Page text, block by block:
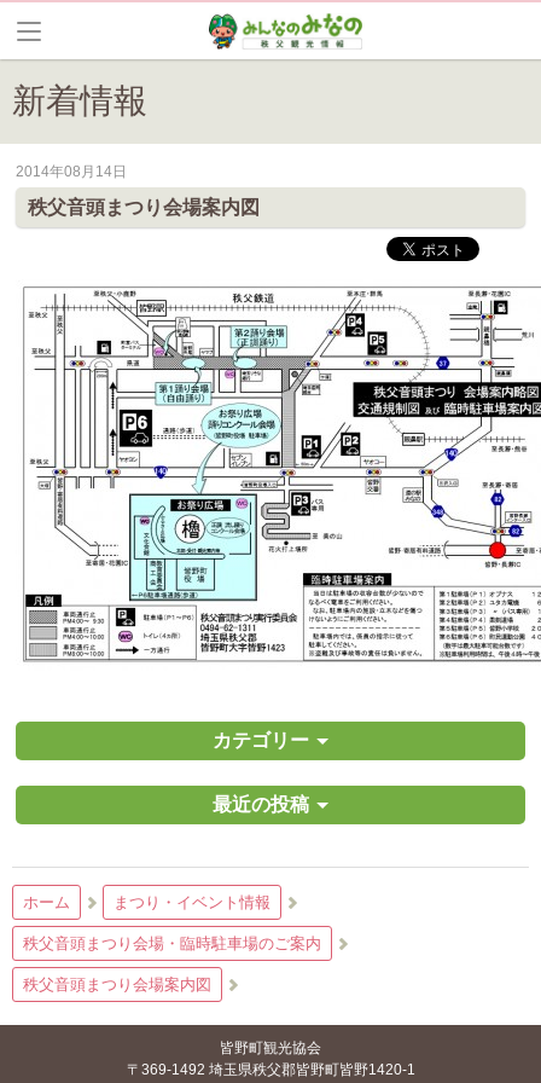
新着情報
皆野町のイベントやお祭り、花情報等の最新情報や観光協会会員情報
2014年08月14日
秩父音頭まつり会場案内図
カテゴリー
最近の投稿
ホーム まつり・イベント情報
秩父音頭まつり会場・臨時駐車場のご案内
秩父音頭まつり会場案内図
皆野町観光協会
〒369-1492 埼玉県秩父郡皆野町皆野1420-1